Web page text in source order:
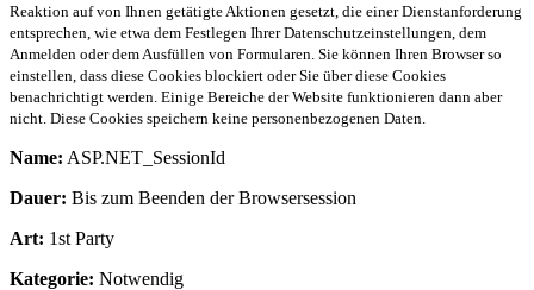
Reaktion auf von Ihnen getätigte Aktionen gesetzt, die einer Dienstanforderung
entsprechen, wie etwa dem Festlegen Ihrer Datenschutzeinstellungen, dem
Anmelden oder dem Ausfüllen von Formularen. Sie können Ihren Browser so
einstellen, dass diese Cookies blockiert oder Sie über diese Cookies
benachrichtigt werden. Einige Bereiche der Website funktionieren dann aber
nicht. Diese Cookies speichern keine personenbezogenen Daten.
Name: ASP.NET_SessionId
Dauer: Bis zum Beenden der Browsersession
Art: 1st Party
Kategorie: Notwendig